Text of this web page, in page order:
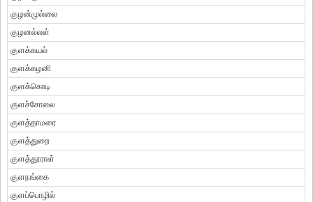
குழன்முல்லை
குழனல்லள்
குளக்கயல்
குளக்கழனி
குளக்கொடி
குளச்சோலை
குளத்தாமரை
குளத்துறை
குளத்தூராள்
குளநங்கை
குளப்பொழில்